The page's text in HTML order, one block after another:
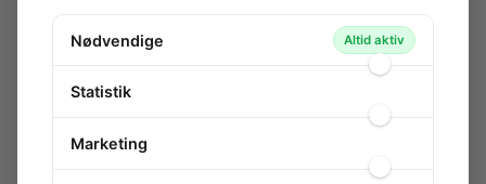
Breadboards
Nødvendige Altid aktiv
Statistik
Marketing